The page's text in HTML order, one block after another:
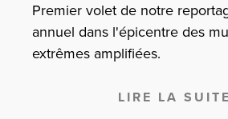
Premier volet de notre
annuel dans l'épicentre des
extrêmes amplifiées.
LIRE LA SUITE